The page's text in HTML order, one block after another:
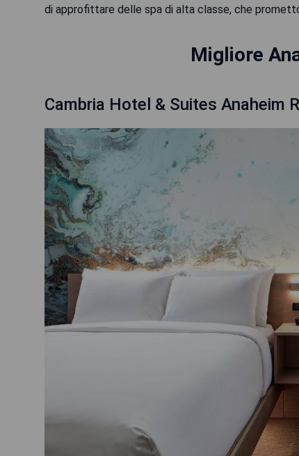
di approfittare delle spa di alta classe, che
Migliore
Cambria Hotel & Suites Anaheim